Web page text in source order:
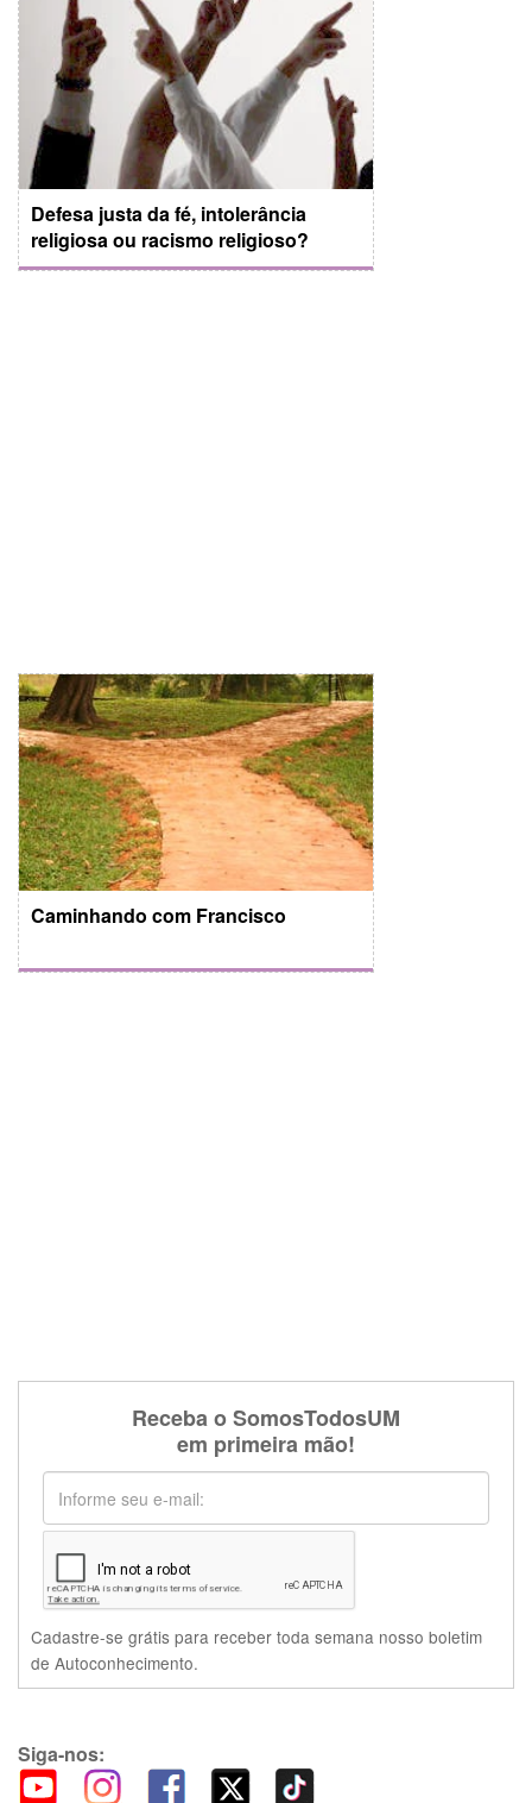
Defesa justa da fé, intolerância
religiosa ou racismo religioso?
Caminhando com Francisco
Receba o SomosTodosUM
em primeira mão!
Cadastre-se grátis para receber toda semana nosso boletim
de Autoconhecimento.
Siga-nos: